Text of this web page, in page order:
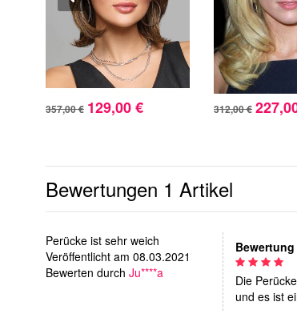
357,00 € 129,00 € 312,00 €
Bewertungen 1 Artikel
Perücke ist sehr weich
Veröffentlicht am 08.03.2021
Bewerten durch Ju****a
Bewertung
Die
und es ist